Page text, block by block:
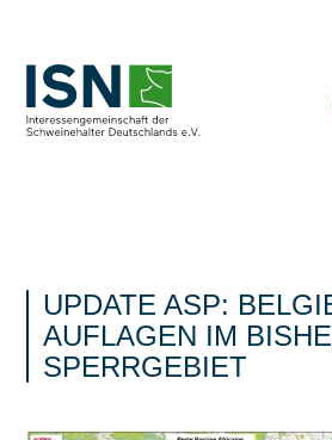
UPDATE ASP:
AUFLAGEN IM
SPERRGEBIET